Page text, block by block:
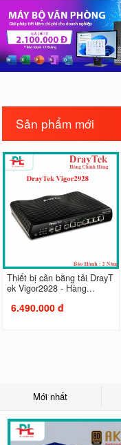
Sản phẩm mới
Thiết bị cân bằng tải DrayT
ek Vigor2928 - Hàng...
6.490.000 đ
Mới nhất